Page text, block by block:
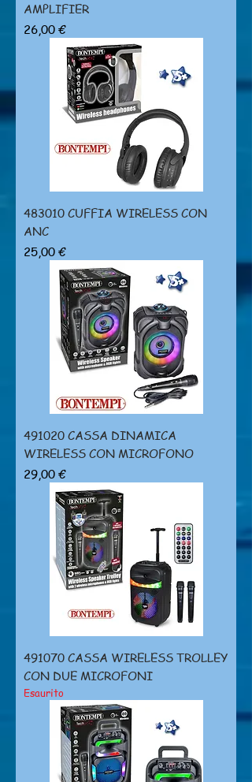
AMPLIFIER
Prezzo
26,00 €
483010 CUFFIA WIRELESS CON
ANC
Prezzo
25,00 €
491020 CASSA DINAMICA
WIRELESS CON MICROFONO
Prezzo
29,00 €
491070 CASSA WIRELESS TROLLEY
CON DUE MICROFONI
Esaurito